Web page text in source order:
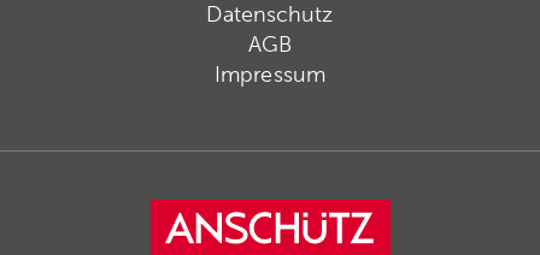
Datenschutz
AGB
Impressum